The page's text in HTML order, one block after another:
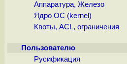
Аппаратура, Железо
Ядро ОС (kernel)
Квоты, ACL, ограничения
Пользователю
Русификация